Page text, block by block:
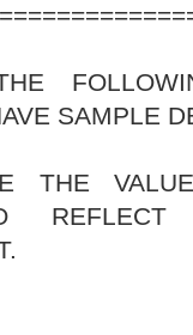
SAMPLE
THE
REFLECT